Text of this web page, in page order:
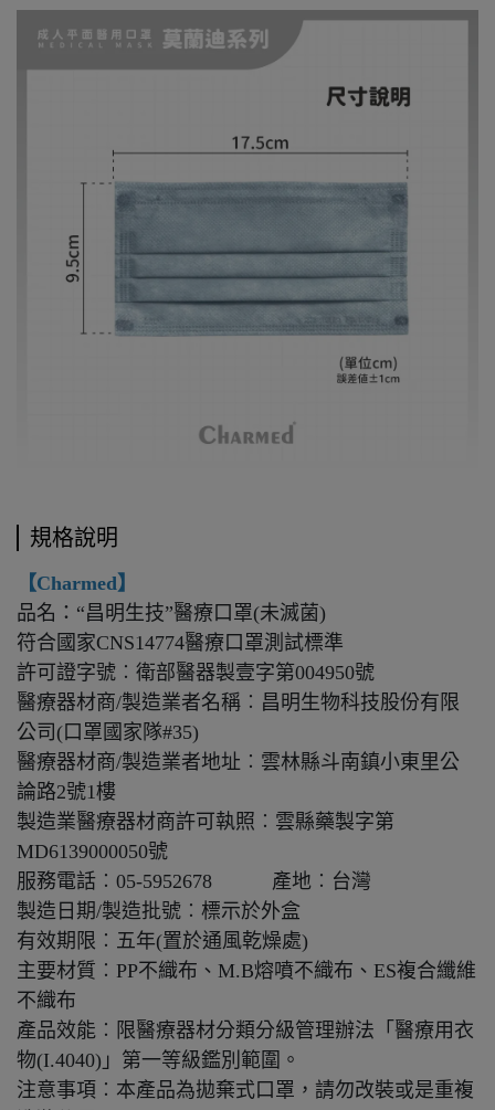
規格說明
【Charmed】
品名：“昌明生技”醫療口罩(未滅菌)
符合國家CNS14774醫療口罩測試標準
許可證字號︰衛部醫器製壹字第004950號
醫療器材商/製造業者名稱︰昌明生物科技股份有限
公司(口罩國家隊#35)
醫療器材商/製造業者地址︰雲林縣斗南鎮小東里公
論路2號1樓
製造業醫療器材商許可執照︰雲縣藥製字第
MD6139000050號
服務電話︰05-5952678 產地︰台灣
製造日期/製造批號︰標示於外盒
有效期限︰五年(置於通風乾燥處)
主要材質︰PP不織布、M.B熔噴不織布、ES複合纖維
不織布
產品效能︰限醫療器材分類分級管理辦法「醫療用衣
物(I.4040)」第一等級鑑別範圍。
注意事項︰本產品為拋棄式口罩，請勿改裝或是重複